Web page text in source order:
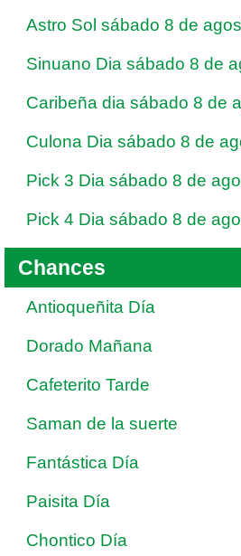
Astro Sol sábado 8 de
Sinuano Dia sábado 8 de
Caribeña dia sábado 8 de
Culona Dia sábado 8 de
Pick 3 Dia sábado 8 de
Pick 4 Dia sábado 8 de
Chances
Antioqueñita Día
Dorado Mañana
Cafeterito Tarde
Saman de la suerte
Fantástica Día
Paisita Día
Chontico Día